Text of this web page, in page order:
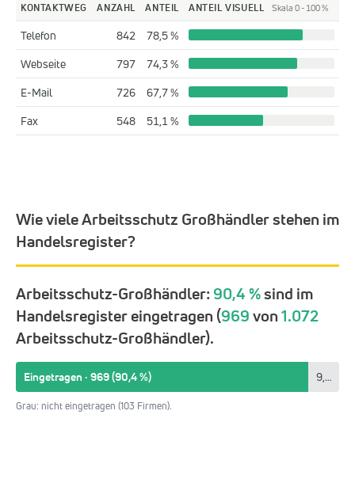
KONTAKTWEG ANZAHL ANTEIL ANTEIL VISUELL Skala 0 - 100 %
Telefon 842
78,5 %
Webseite
797
74,3 %
E-Mail
726
67,7 %
Fax
548 51,1 %
Wie viele Arbeitsschutz Großhändler stehen im
Handelsregister?
Arbeitsschutz-Großhändler:90,4 %sind im
Handelsregister eingetragen (969von1.072
Arbeitsschutz-Großhändler).
Eingetragen · 969 (90,4 %) 9,6 %
Grau: nicht eingetragen (103 Firmen).